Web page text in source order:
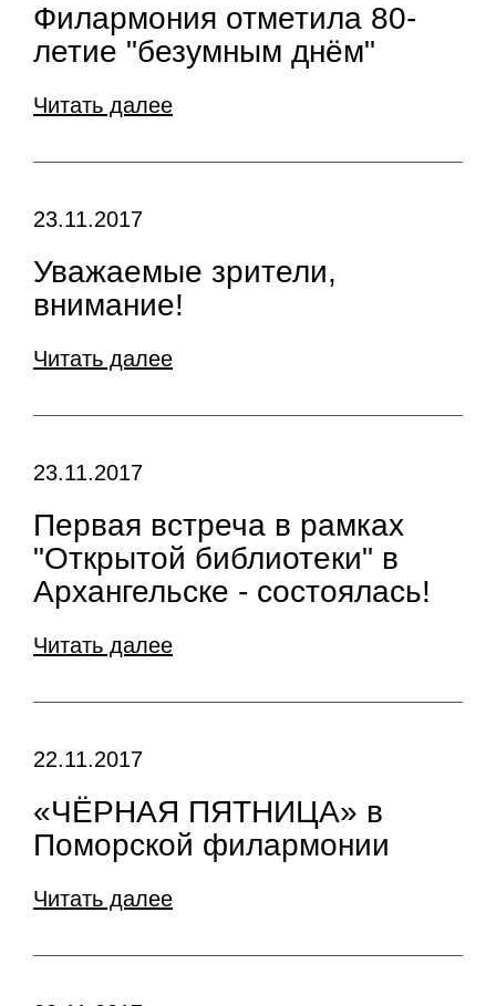
Филармония отметила 80-
летие "безумным днём"
Читать далее
23.11.2017
Уважаемые зрители,
внимание!
Читать далее
23.11.2017
Первая встреча в рамках
"Открытой библиотеки" в
Архангельске - состоялась!
Читать далее
22.11.2017
«ЧЁРНАЯ ПЯТНИЦА» в
Поморской филармонии
Читать далее